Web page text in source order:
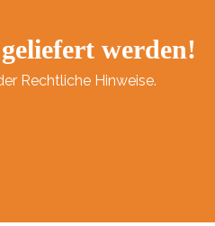
werden!
Rechtliche Hinweise.